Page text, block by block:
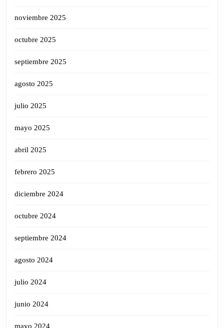
noviembre 2025
octubre 2025
septiembre 2025
agosto 2025
julio 2025
mayo 2025
abril 2025
febrero 2025
diciembre 2024
octubre 2024
septiembre 2024
agosto 2024
julio 2024
junio 2024
mayo 2024